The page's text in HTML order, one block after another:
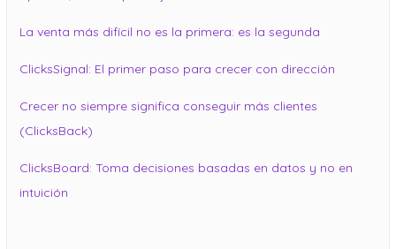
La venta más difícil no es la primera: es la segunda
ClicksSignal: El primer paso para crecer con dirección
Crecer no siempre significa conseguir más clientes
(ClicksBack)
ClicksBoard: Toma decisiones basadas en datos y no en
intuición